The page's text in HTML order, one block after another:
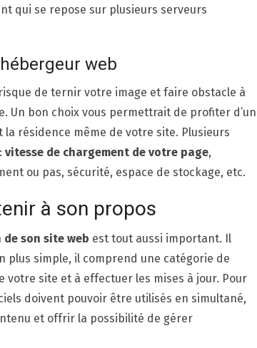
qui se repose sur plusieurs serveurs
web
risque de ternir votre image et faire obstacle à
Un bon choix vous permettrait de profiter d’un
résidence même de votre site. Plusieurs
vitesse de chargement de votre page,
ou pas, sécurité, espace de stockage, etc.
à son propos
son site web est tout aussi important. Il
plus simple, il comprend une catégorie de
site et à effectuer les mises à jour. Pour
doivent pouvoir être utilisés en simultané,
et offrir la possibilité de gérer